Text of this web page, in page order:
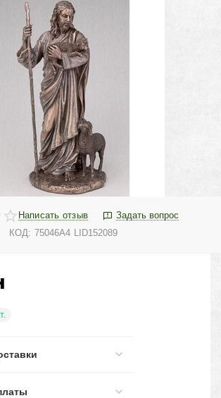
Написать отзыв
Задать вопрос
КОД: 75046A4 LID152089